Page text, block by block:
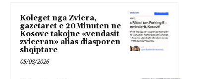
Koleget nga Zvicra,
gazetaret e 20Minuten ne
Kosove takojne «vendasit
zviceran» alias diasporen
shqiptare
05/08/2026